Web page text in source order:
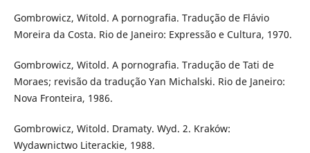
Gombrowicz, Witold. A pornografia. Tradução de Flávio
Moreira da Costa. Rio de Janeiro: Expressão e Cultura, 1970.
Gombrowicz, Witold. A pornografia. Tradução de Tati de
Moraes; revisão da tradução Yan Michalski. Rio de Janeiro:
Nova Fronteira, 1986.
Gombrowicz, Witold. Dramaty. Wyd. 2. Kraków:
Wydawnictwo Literackie, 1988.